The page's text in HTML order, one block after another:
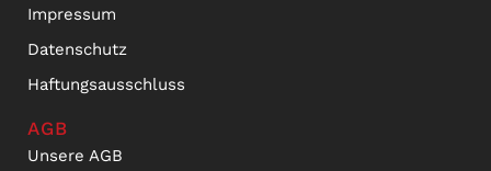
Impressum
Datenschutz
Haftungsausschluss
AGB
Unsere AGB